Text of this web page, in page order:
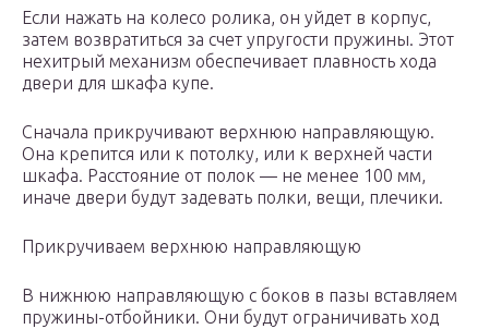
Если нажать на колесо ролика, он уйдет в корпус,
затем возвратиться за счет упругости пружины. Этот
нехитрый механизм обеспечивает плавность хода
двери для шкафа купе.
Сначала прикручивают верхнюю направляющую.
Она крепится или к потолку, или к верхней части
шкафа. Расстояние от полок — не менее 100 мм,
иначе двери будут задевать полки, вещи, плечики.
Прикручиваем верхнюю направляющую
В нижнюю направляющую с боков в пазы вставляем
пружины-отбойники. Они будут ограничивать ход